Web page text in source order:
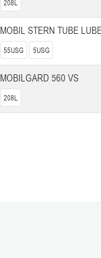
208L
MOBIL STERN TUBE
55USG 5USG
MOBILGARD 560 VS
208L